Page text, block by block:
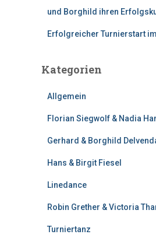
und Borghild ihren
Erfolgreicher Turnierstart
Kategorien
Allgemein
Florian Siegwolf & Nadia
Gerhard & Borghild
Hans & Birgit Fiesel
Linedance
Robin Grether & Victoria
Turniertanz